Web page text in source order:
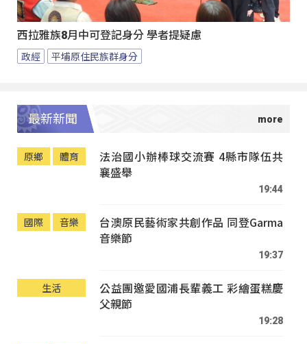
西拉雅族8月中可登記身分 學者提疑慮
政經 平埔原住民族群身分
最新新聞
原鄉 體育
法治國小辦棒球交流賽 4縣市隊伍共
襄盛舉
19:44
國際 音樂
台澳原民藝術家共創作品 同登Garma
音樂節
19:37
生活
公益團邀愛國浦長輩義工 彩繪蛋糕慶
父親節
19:28